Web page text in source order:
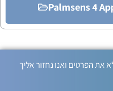
Palmsens 4
הפרטים ואנו נחזור אליך